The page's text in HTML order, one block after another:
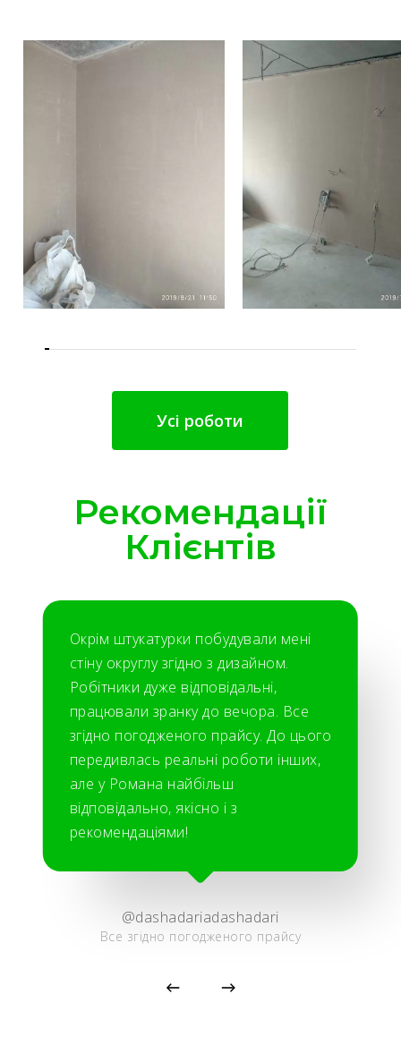
Усі роботи
Рекомендації
Клієнтів
Окрім штукатурки побудували мені
стіну округлу згідно з дизайном.
Робітники дуже відповідальні,
працювали зранку до вечора. Все
згідно погодженого прайсу. До цього
передивлась реальні роботи інших,
але у Романа найбільш
відповідально, якісно і з
рекомендаціями!
@dashadariadashadari
Все згідно погодженого прайсу